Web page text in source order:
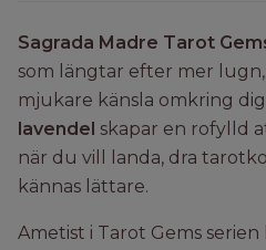
Sagrada Madre Tarot
som längtar efter mer
mjukare känsla omkring
lavendel skapar en rofylld
när du vill landa, dra
kännas lättare.
Ametist i Tarot Gems